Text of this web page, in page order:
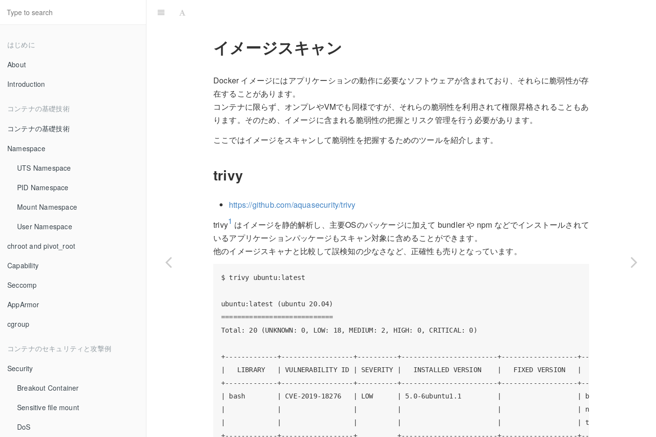
はじめに
About
Introduction
コンテナの基礎技術
コンテナの基礎技術
Namespace
UTS Namespace
PID Namespace
Mount Namespace
User Namespace
chroot and pivot_root
Capability
Seccomp
AppArmor
cgroup
コンテナのセキュリティと攻撃例
Security
Breakout Container
Sensitive file mount
DoS
イメージスキャン
Docker イメージにはアプリケーションの動作に必要なソフトウェアが含まれており、それらに脆弱性が存
在することがあります。
コンテナに限らず、オンプレやVMでも同様ですが、それらの脆弱性を利用されて権限昇格されることもあ
ります。そのため、イメージに含まれる脆弱性の把握とリスク管理を行う必要があります。
ここではイメージをスキャンして脆弱性を把握するためのツールを紹介します。
trivy
https://github.com/aquasecurity/trivy
trivy1 はイメージを静的解析し、主要OSのパッケージに加えて bundler や npm などでインストールされて
いるアプリケーションパッケージもスキャン対象に含めることができます。
他のイメージスキャナと比較して誤検知の少なさなど、正確性も売りとなっています。
$ trivy ubuntu:latest
ubuntu:latest (ubuntu 20.04)
============================
Total: 20 (UNKNOWN: 0, LOW: 18, MEDIUM: 2, HIGH: 0, CRITICAL: 0)
+-------------+------------------+----------+------------------------+-------------------
|   LIBRARY   | VULNERABILITY ID | SEVERITY |   INSTALLED VERSION    |   FIXED VERSION   |
+-------------+------------------+----------+------------------------+-------------------
| bash        | CVE-2019-18276   | LOW      | 5.0-6ubuntu1.1         |                   | bash: when
|             |                  |          |                        |                   | not equal to its
|             |                  |          |                        |                   | the...